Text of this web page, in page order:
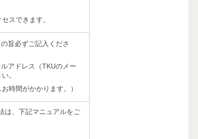
スできます。
旨必ずご記入くださ
アドレス（TKUのメー
。
時間がかかります。）
は、下記マニュアルをご